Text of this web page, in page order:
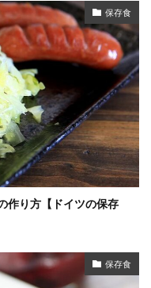
保存食
作り方【ドイツの保存
保存食